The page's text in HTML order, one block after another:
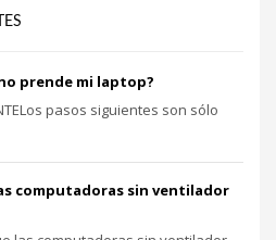
prende mi laptop?
pasos siguientes son sólo
computadoras sin ventilador